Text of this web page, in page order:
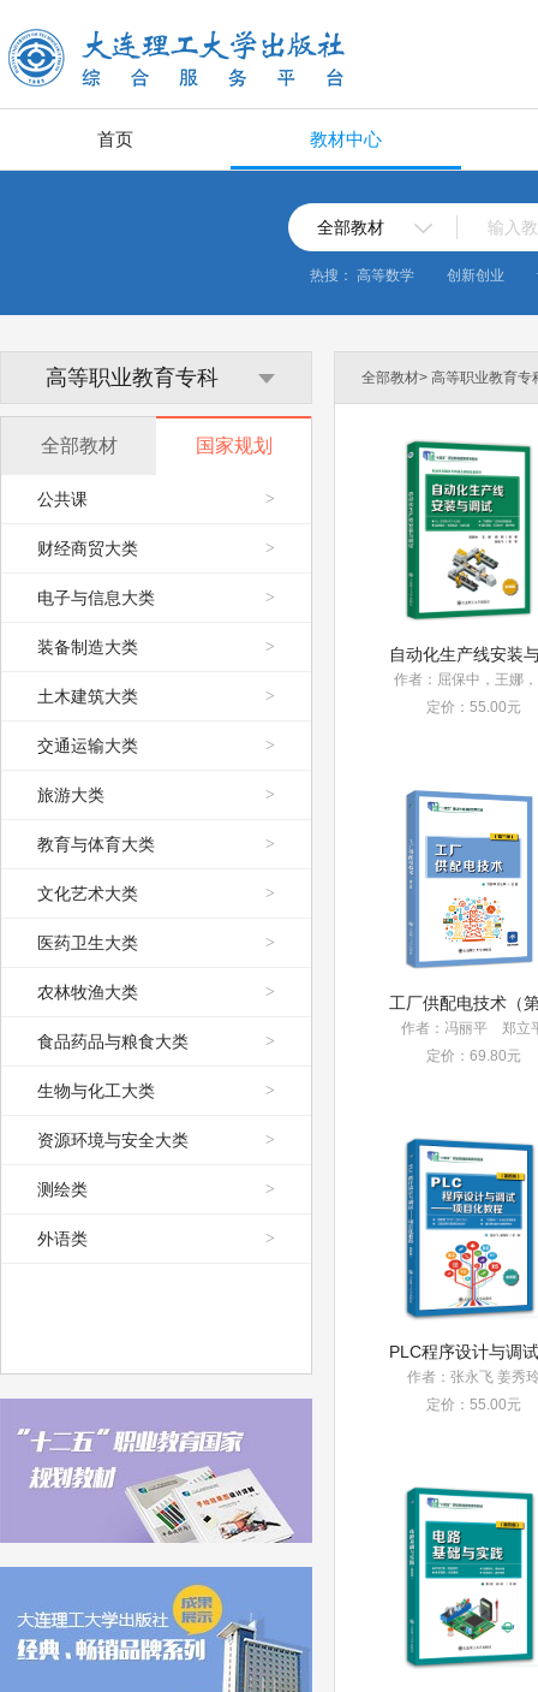
首页 教材中心
全部教材 输入
热搜： 高等数学 创新创业
高等职业教育专科
全部教材 国家规划
公共课 >
财经商贸大类 >
电子与信息大类 >
装备制造大类 >
土木建筑大类 >
交通运输大类 >
旅游大类 >
教育与体育大类 >
文化艺术大类 >
医药卫生大类 >
农林牧渔大类 >
食品药品与粮食大类 >
生物与化工大类 >
资源环境与安全大类 >
测绘类 >
外语类 >
全部教材> 高等职业教育
定价：55.00元
作者：冯丽平 郑立
定价：69.80元
作者：张永飞 姜秀
定价：55.00元